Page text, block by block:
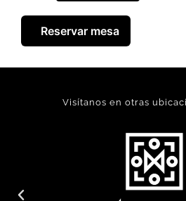
Reservar mesa
Visítanos en otras